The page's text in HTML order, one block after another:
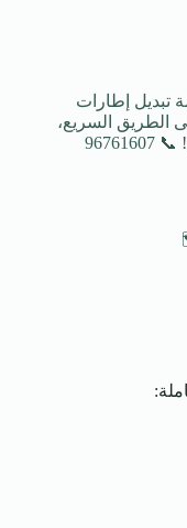
تبديل إطارات
الطريق السريع،